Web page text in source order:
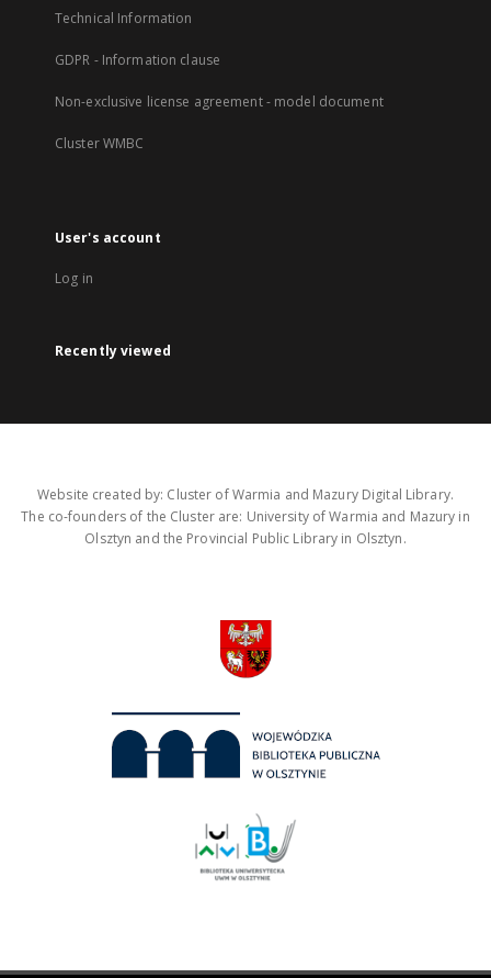
Technical Information
GDPR - Information clause
Non-exclusive license agreement - model document
Cluster WMBC
User's account
Log in
Recently viewed
Website created by: Cluster of Warmia and Mazury Digital Library.
The co-founders of the Cluster are: University of Warmia and Mazury in
Olsztyn and the Provincial Public Library in Olsztyn.